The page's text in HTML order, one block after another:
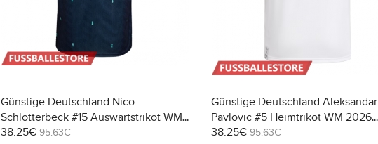
Günstige Deutschland Nico
Schlotterbeck #15 Auswärtstrikot WM
2026 Kurzarm
38.25€ 95.63€
Günstige Deutschland Aleksandar
Pavlovic #5 Heimtrikot WM 2026
Kurzarm
38.25€ 95.63€